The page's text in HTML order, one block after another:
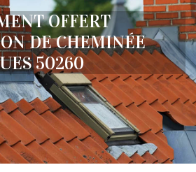
OFFERT
DE CHEMINÉE
50260